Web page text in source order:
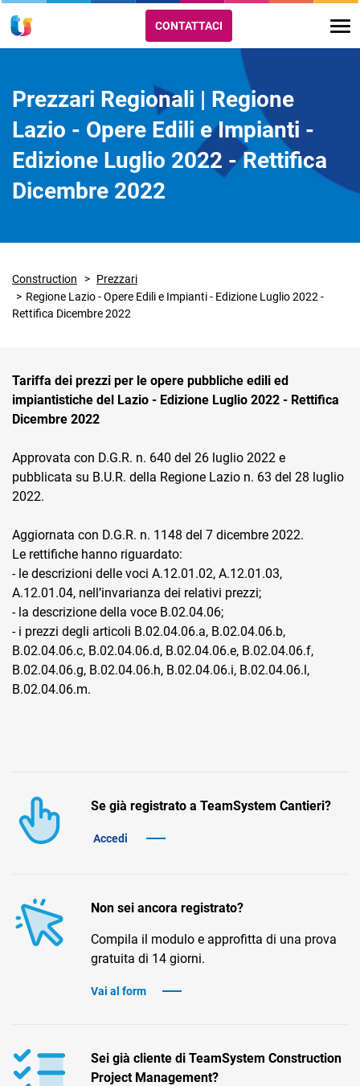
CRM
Email Marketing
Fatturazione
Financial Solutions
HR
Trust Services
CONTATTACI
Prezzari Regionali | Regione
Lazio - Opere Edili e Impianti -
Edizione Luglio 2022 - Rettifica
Dicembre 2022
Construction
Prezzari
Regione Lazio - Opere Edili e Impianti - Edizione Luglio 2022 -
Rettifica Dicembre 2022
Tariffa dei prezzi per le opere pubbliche edili ed
impiantistiche del Lazio - Edizione Luglio 2022 - Rettifica
Dicembre 2022
Approvata con D.G.R. n. 640 del 26 luglio 2022 e
pubblicata su B.U.R. della Regione Lazio n. 63 del 28 luglio
2022.
Aggiornata con D.G.R. n. 1148 del 7 dicembre 2022.
Le rettifiche hanno riguardato:
- le descrizioni delle voci A.12.01.02, A.12.01.03,
A.12.01.04, nell’invarianza dei relativi prezzi;
- la descrizione della voce B.02.04.06;
- i prezzi degli articoli B.02.04.06.a, B.02.04.06.b,
B.02.04.06.c, B.02.04.06.d, B.02.04.06.e, B.02.04.06.f,
B.02.04.06.g, B.02.04.06.h, B.02.04.06.i, B.02.04.06.l,
B.02.04.06.m.
Se già registrato a TeamSystem Cantieri?
Accedi
Non sei ancora registrato?
Compila il modulo e approfitta di una prova
gratuita di 14 giorni.
Vai al form
Sei già cliente di TeamSystem Construction
Project Management?